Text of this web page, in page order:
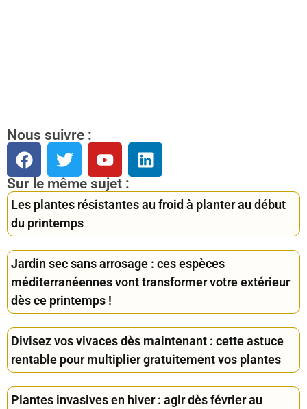
Nous suivre :
Sur le même sujet :
Les plantes résistantes au froid à planter au début
du printemps
Jardin sec sans arrosage : ces espèces
méditerranéennes vont transformer votre extérieur
dès ce printemps !
Divisez vos vivaces dès maintenant : cette astuce
rentable pour multiplier gratuitement vos plantes
Plantes invasives en hiver : agir dès février au